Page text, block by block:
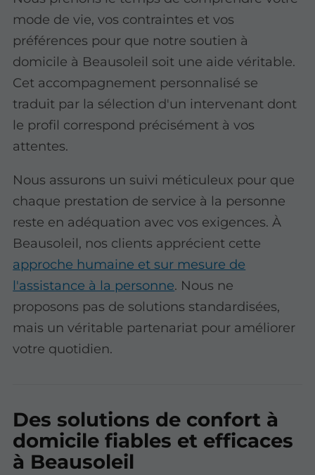
mode de vie, vos contraintes et vos
préférences pour que notre soutien à
domicile à Beausoleil soit une aide véritable.
Cet accompagnement personnalisé se
traduit par la sélection d'un intervenant dont
le profil correspond précisément à vos
attentes.
Nous assurons un suivi méticuleux pour que
chaque prestation de service à la personne
reste en adéquation avec vos exigences. À
Beausoleil, nos clients apprécient cette
approche humaine et sur mesure de
l'assistance à la personne. Nous ne
proposons pas de solutions standardisées,
mais un véritable partenariat pour améliorer
votre quotidien.
Des solutions de confort à
domicile fiables et efficaces
à Beausoleil